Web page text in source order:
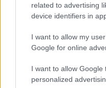
related to advertising
device identifiers in
I want to allow my
Google for online
I want to allow Google
personalized